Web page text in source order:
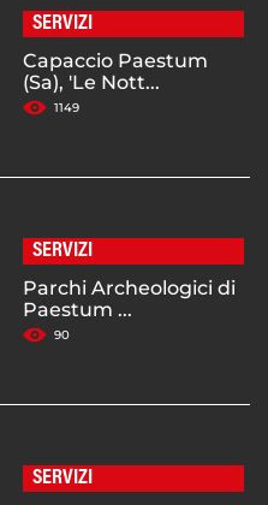
SERVIZI
Capaccio Paestum
(Sa), 'Le Nott...
1149
SERVIZI
Parchi Archeologici di
Paestum ...
90
SERVIZI